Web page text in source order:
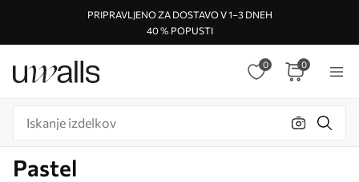
PRIPRAVLJENO ZA DOSTAVO V 1–3 DNEH
40 % POPUSTI
0 0
Pastel